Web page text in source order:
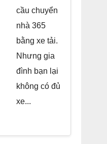
cầu chuyển
nhà 365
bằng xe tải.
Nhưng gia
đình bạn lại
không có đủ
xe...